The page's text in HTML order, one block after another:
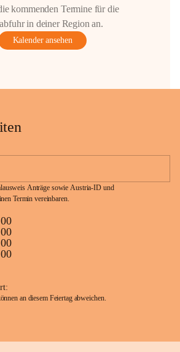
kommenden Termine für die
in deiner Region an.
Kalender ansehen
Anträge sowie Austria-ID und
Termin vereinbaren.
an diesem Feiertag abweichen.